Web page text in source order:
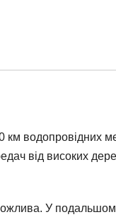
км водопровідних
від високих
У